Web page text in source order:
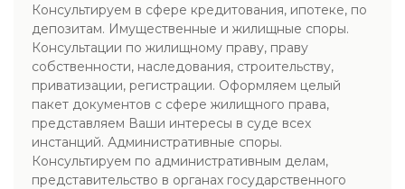
Консультируем в сфере кредитования, ипотеке, по
депозитам. Имущественные и жилищные споры.
Консультации по жилищному праву, праву
собственности, наследования, строительству,
приватизации, регистрации. Оформляем целый
пакет документов с сфере жилищного права,
представляем Ваши интересы в суде всех
инстанций. Административные споры.
Консультируем по административным делам,
представительство в органах государственного